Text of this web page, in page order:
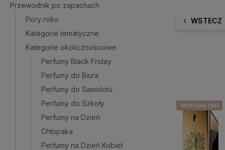
Przewodnik po zapachach
Pory roku
Kategorie tematyczne
Kategorie okolicznościowe
Perfumy Black Friday
Perfumy do Biura
Perfumy do Samolotu
Perfumy do Szkoły
Perfumy na Dzień
Chłopaka
Perfumy na Dzień Kobiet
WSTECZ
WYSYŁKA 24H
WYSYŁKA 24H
WYSYŁKA 24H
WYSYŁKA 24H